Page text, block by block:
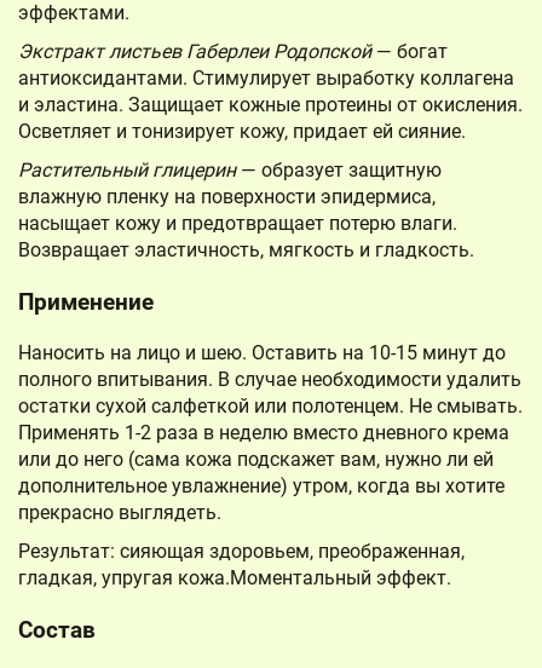
эффектами.
Экстракт листьев Габерлеи Родопской— богат
антиоксидантами. Стимулирует выработку коллагена
и эластина. Защищает кожные протеины от окисления.
Осветляет и тонизирует кожу, придает ей сияние.
Растительный глицерин— образует защитную
влажную пленку на поверхности эпидермиса,
насыщает кожу и предотвращает потерю влаги.
Возвращает эластичность, мягкость и гладкость.
Применение
Наносить на лицо и шею. Оставить на 10-15 минут до
полного впитывания. В случае необходимости удалить
остатки сухой салфеткой или полотенцем. Не смывать.
Применять 1-2 раза в неделю вместо дневного крема
или до него (сама кожа подскажет вам, нужно ли ей
дополнительное увлажнение) утром, когда вы хотите
прекрасно выглядеть.
Результат: сияющая здоровьем, преображенная,
гладкая, упругая кожа.Моментальный эффект.
Состав